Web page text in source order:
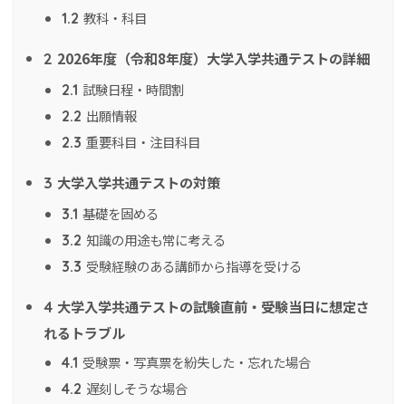
1.2 教科・科目
2 2026年度（令和8年度）大学入学共通テストの詳細
2.1 試験日程・時間割
2.2 出願情報
2.3 重要科目・注目科目
3 大学入学共通テストの対策
3.1 基礎を固める
3.2 知識の用途も常に考える
3.3 受験経験のある講師から指導を受ける
4 大学入学共通テストの試験直前・受験当日に想定さ
れるトラブル
4.1 受験票・写真票を紛失した・忘れた場合
4.2 遅刻しそうな場合